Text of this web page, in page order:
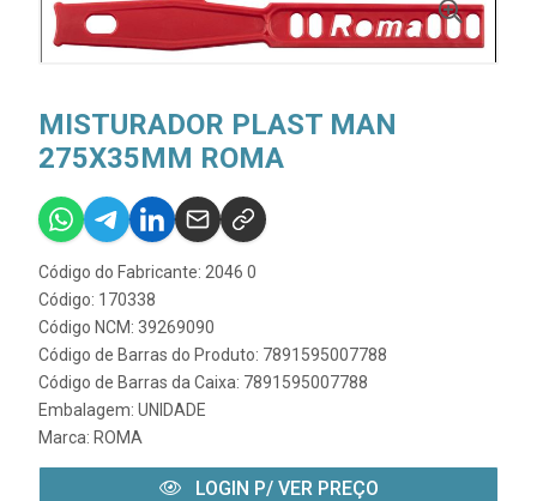
MISTURADOR PLAST MAN
275X35MM ROMA
Código do Fabricante: 2046 0
Código: 170338
Código NCM: 39269090
Código de Barras do Produto: 7891595007788
Código de Barras da Caixa: 7891595007788
Embalagem: UNIDADE
Marca: ROMA
LOGIN P/ VER PREÇO